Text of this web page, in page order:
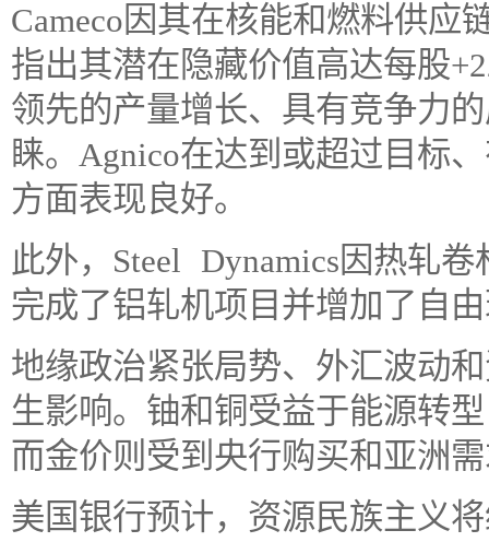
Cameco因其在核能和燃料供应
指出其潜在隐藏价值高达每股
领先的产量增长、具有竞争力
睐。Agnico在达到或超过目标
方面表现良好。
此外，Steel Dynamics因热轧
完成了铝轧机项目并增加了自
地缘政治紧张局势、外汇波动
生影响。铀和铜受益于能源转
而金价则受到央行购买和亚洲
美国银行预计，资源民族主义